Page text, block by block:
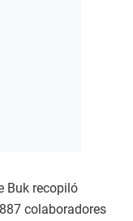
Buk recopiló
colaboradores